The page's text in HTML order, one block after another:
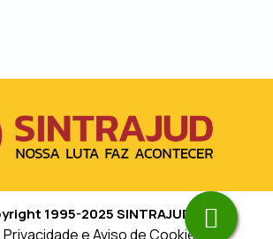
1995-2025 SINTRAJUD
e Aviso de Cookies